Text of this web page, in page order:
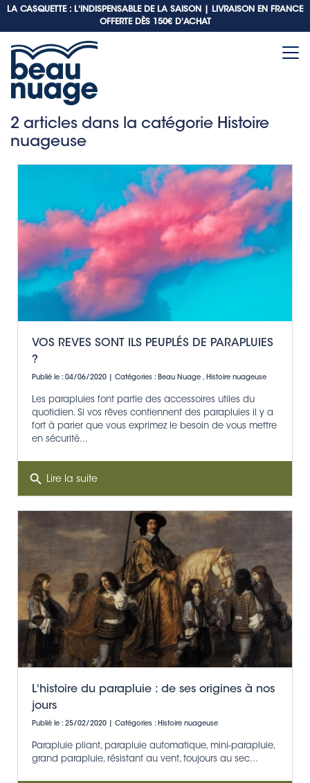
LA CASQUETTE : L'INDISPENSABLE DE LA SAISON |
LIVRAISON EN FRANCE
OFFERTE DÈS 150€ D'ACHAT
2 articles dans la catégorie Histoire
nuageuse
VOS REVES SONT ILS PEUPLÉS DE PARAPLUIES
?
Publié le : 04/06/2020 | Catégories : Beau Nuage , Histoire nuageuse
Les parapluies font partie des accessoires utiles du
quotidien. Si vos rêves contiennent des parapluies il y a
fort à parier que vous exprimez le besoin de vous mettre
en sécurité...
search Lire la suite
L'histoire du parapluie : de ses origines à nos
jours
Publié le : 25/02/2020 | Catégories : Histoire nuageuse
Parapluie pliant, parapluie automatique, mini-parapluie,
grand parapluie, résistant au vent, toujours au sec​...